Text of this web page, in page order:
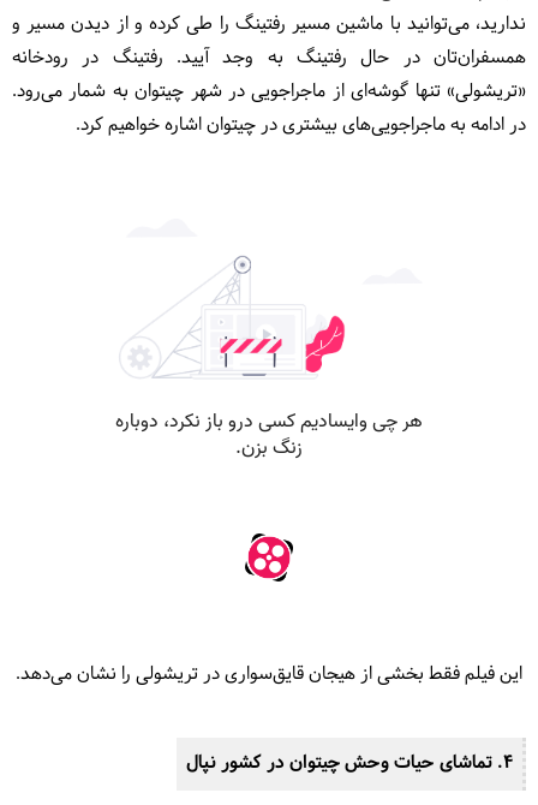
ندارید، می‌توانید با ماشین مسیر رفتینگ را طی کرده و از دیدن مسیر و
همسفران‌تان در حال رفتینگ به وجد آیید. رفتینگ در رودخانه
«تریشولی» تنها گوشه‌ای از ماجراجویی در شهر چیتوان به شمار می‌رود.
در ادامه به ماجراجویی‌های بیشتری در چیتوان اشاره خواهیم کرد.
این فیلم فقط بخشی از هیجان قایق‌سواری در تریشولی را نشان می‌دهد.
4. تماشای حیات وحش چیتوان در کشور نپال